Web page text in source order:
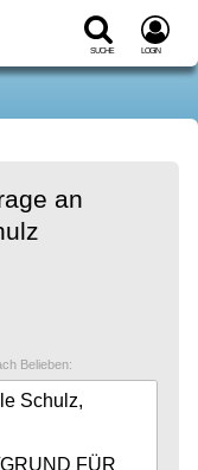
Suche Login
an
Belieben: